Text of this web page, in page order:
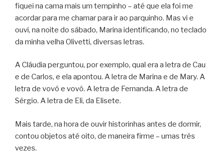
fiquei na cama mais um tempinho – até que ela foi me
acordar para me chamar para ir ao parquinho. Mas vi e
ouvi, na noite do sábado, Marina identificando, no teclado
da minha velha Olivetti, diversas letras.
A Cláudia perguntou, por exemplo, qual era a letra de Cau
e de Carlos, e ela apontou. A letra de Marina e de Mary. A
letra de vovó e vovô. A letra de Fernanda. A letra de
Sérgio. A letra de Eli, da Elisete.
Mais tarde, na hora de ouvir historinhas antes de dormir,
contou objetos até oito, de maneira firme – umas três
vezes.